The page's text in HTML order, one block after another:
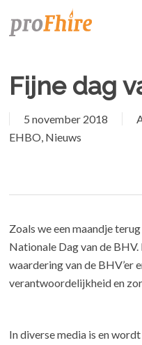
Fijne dag
5 november 2018
EHBO, Nieuws
Zoals we een maandje
Nationale Dag van de
waardering van de BHV’er
verantwoordelijkheid en
In diverse media is en